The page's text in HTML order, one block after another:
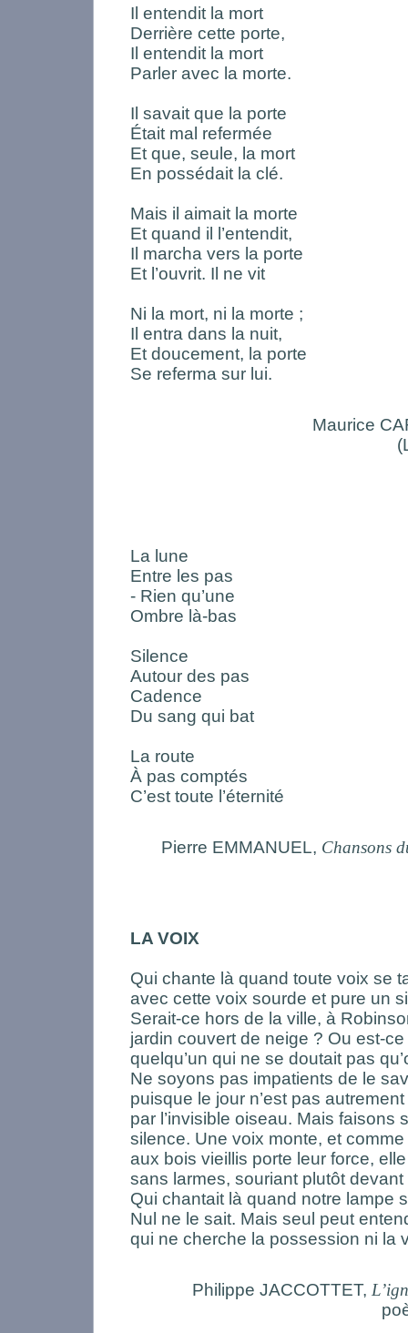
Il entendit la mort
Derrière cette porte,
Il entendit la mort
Parler avec la morte.
Il savait que la porte
Était mal refermée
Et que, seule, la mort
En possédait la clé.
Mais il aimait la morte
Et quand il l’entendit,
Il marcha vers la porte
Et l’ouvrit. Il ne vit
Ni la mort, ni la morte ;
Il entra dans la nuit,
Et doucement, la porte
Se referma sur lui.
Maurice
La lune
Entre les pas
- Rien qu’une
Ombre là-bas
Silence
Autour des pas
Cadence
Du sang qui bat
La route
À pas comptés
C’est toute l’éternité
Pierre EMMANUEL, Chansons
LA VOIX
Qui chante là quand toute voix se
avec cette voix sourde et pure un
Serait-ce hors de la ville, à
jardin couvert de neige ? Ou est-
quelqu’un qui ne se doutait pas
Ne soyons pas impatients de le
puisque le jour n’est pas
par l’invisible oiseau. Mais faisons
silence. Une voix monte, et
aux bois vieillis porte leur force,
sans larmes, souriant plutôt devant
Qui chantait là quand notre lampe
Nul ne le sait. Mais seul peut
qui ne cherche la possession ni la
Philippe JACCOTTET,